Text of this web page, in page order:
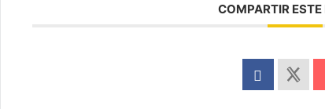
COMPARTIR ESTE